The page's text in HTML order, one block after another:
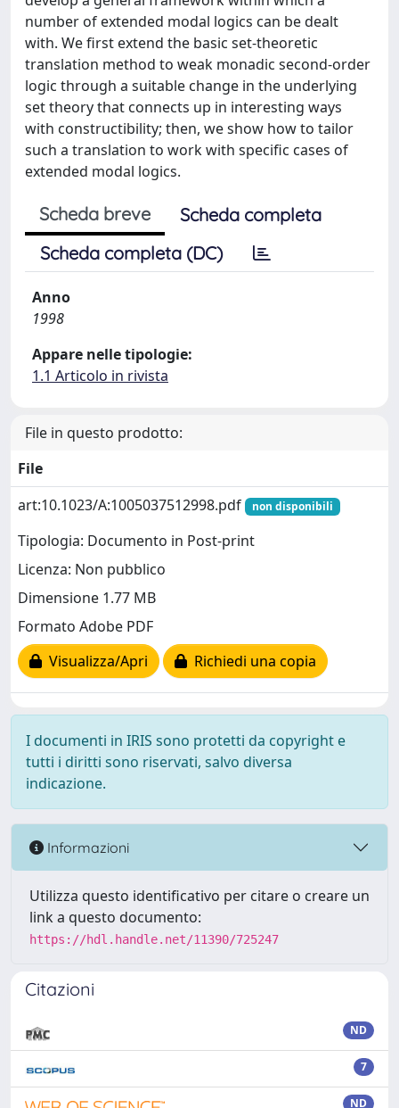
number of extended modal logics can be dealt
with. We first extend the basic set-theoretic
translation method to weak monadic second-order
logic through a suitable change in the underlying
set theory that connects up in interesting ways
with constructibility; then, we show how to tailor
such a translation to work with specific cases of
extended modal logics.
Scheda breve
Scheda completa
Scheda completa (DC)
Anno
1998
Appare nelle tipologie:
1.1 Articolo in rivista
File in questo prodotto:
File
art:10.1023/A:1005037512998.pdf
non disponibili
Tipologia: Documento in Post-print
Licenza: Non pubblico
Dimensione 1.77 MB
Formato Adobe PDF
Visualizza/Apri
Richiedi una copia
I documenti in IRIS sono protetti da copyright e
tutti i diritti sono riservati, salvo diversa
indicazione.
Informazioni
Utilizza questo identificativo per citare o creare un
link a questo documento:
https://hdl.handle.net/11390/725247
Citazioni
ND
7
ND